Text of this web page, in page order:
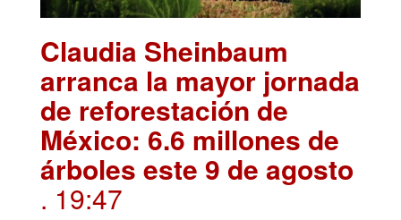
Claudia Sheinbaum
arranca la mayor jornada
de reforestación de
México: 6.6 millones de
árboles este 9 de agosto
. 19:47